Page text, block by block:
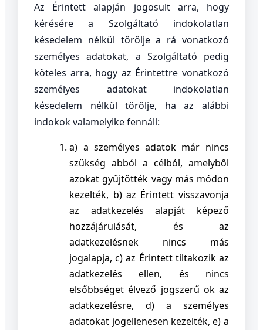
Az Érintett alapján jogosult arra, hogy
kérésére a Szolgáltató indokolatlan
késedelem nélkül törölje a rá vonatkozó
személyes adatokat, a Szolgáltató pedig
köteles arra, hogy az Érintettre vonatkozó
személyes adatokat indokolatlan
késedelem nélkül törölje, ha az alábbi
indokok valamelyike fennáll:
a) a személyes adatok már nincs
szükség abból a célból, amelyből
azokat gyűjtötték vagy más módon
kezelték, b) az Érintett visszavonja
az adatkezelés alapját képező
hozzájárulását, és az
adatkezelésnek nincs más
jogalapja, c) az Érintett tiltakozik az
adatkezelés ellen, és nincs
elsőbbséget élvező jogszerű ok az
adatkezelésre,
d) a személyes
adatokat jogellenesen kezelték, e) a